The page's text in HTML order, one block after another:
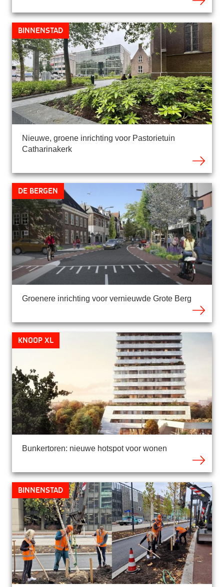
Nieuwe, groene inrichting voor Pastorietuin
Catharinakerk
Binnenstad
Groenere inrichting voor vernieuwde Grote Berg
De Bergen
Bunkertoren: nieuwe hotspot voor wonen
Knoop XL
Binnenstad